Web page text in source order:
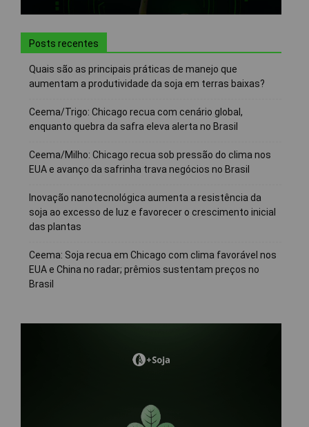
Posts recentes
Quais são as principais práticas de manejo que
aumentam a produtividade da soja em terras baixas?
Ceema/Trigo: Chicago recua com cenário global,
enquanto quebra da safra eleva alerta no Brasil
Ceema/Milho: Chicago recua sob pressão do clima nos
EUA e avanço da safrinha trava negócios no Brasil
Inovação nanotecnológica aumenta a resistência da
soja ao excesso de luz e favorecer o crescimento inicial
das plantas
Ceema: Soja recua em Chicago com clima favorável nos
EUA e China no radar; prêmios sustentam preços no
Brasil